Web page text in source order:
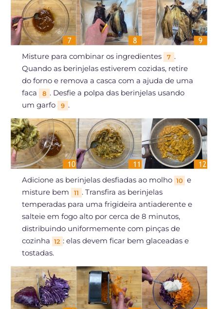
Misture para combinar os ingredientes 7 .
Quando as berinjelas estiverem cozidas, retire
do forno e remova a casca com a ajuda de uma
faca
8 . Desfie a polpa das berinjelas usando
um garfo
9 .
Adicione as berinjelas desfiadas ao molho 10 e
misture bem
11 . Transfira as berinjelas
temperadas para uma frigideira antiaderente e
salteie em fogo alto por cerca de 8 minutos,
distribuindo uniformemente com pinças de
cozinha 12 : elas devem ficar bem glaceadas e
tostadas.